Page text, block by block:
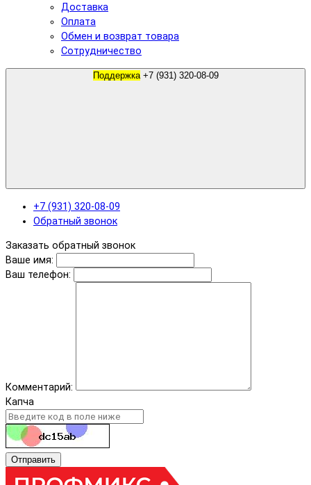
Доставка
Оплата
Обмен и возврат товара
Сотрудничество
Поддержка +7 (931) 320-08-09
+7 (931) 320-08-09
Обратный звонок
Заказать обратный звонок
Ваше имя:
Ваш телефон:
Комментарий:
Капча
Отправить